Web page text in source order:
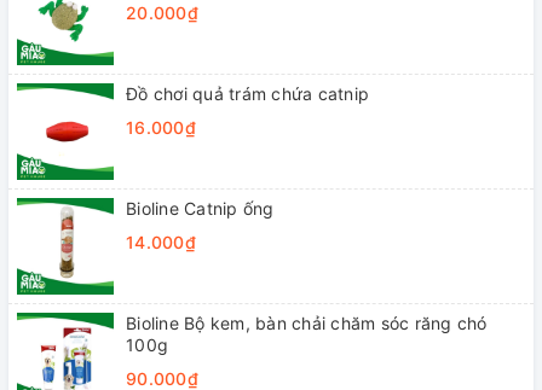
20.000₫
Đồ chơi quả trám chứa catnip
16.000₫
Bioline Catnip ống
14.000₫
Bioline Bộ kem, bàn chải chăm sóc răng chó
100g
90.000₫